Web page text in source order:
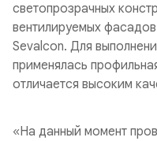
светопрозрачных
вентилируемых
Sevalcon. Для
применялась
отличается высоким
«На данный момент